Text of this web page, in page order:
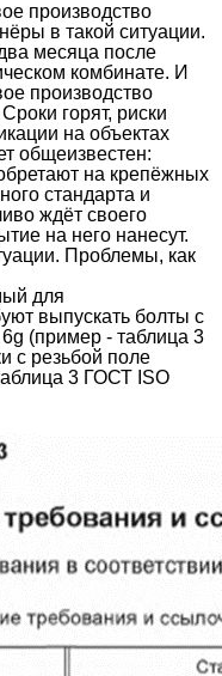
производство
в такой ситуации.
месяца после
комбинате. И
производство
горят, риски
на объектах
общеизвестен:
на крепёжных
стандарта и
ждёт своего
на него нанесут.
Проблемы, как
для
выпускать болты с
(пример - таблица 3
с резьбой поле
3 ГОСТ ISO